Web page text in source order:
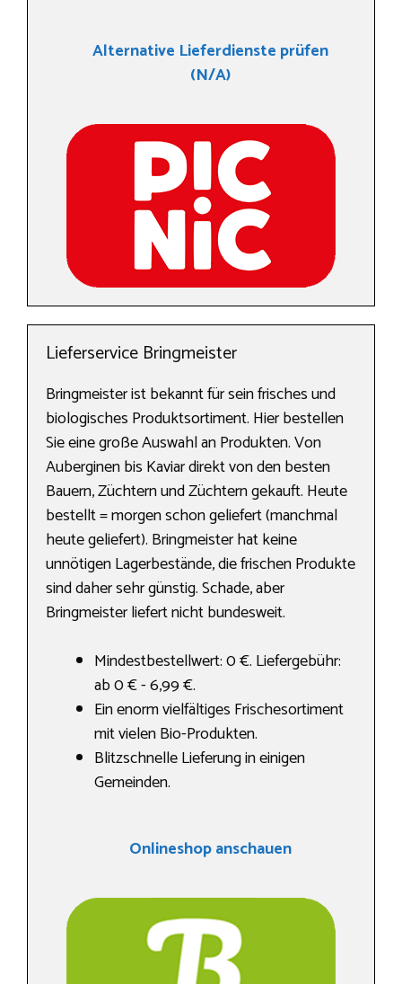
Alternative Lieferdienste prüfen
(N/A)
Lieferservice Bringmeister
Bringmeister ist bekannt für sein frisches und
biologisches Produktsortiment. Hier bestellen
Sie eine große Auswahl an Produkten. Von
Auberginen bis Kaviar direkt von den besten
Bauern, Züchtern und Züchtern gekauft. Heute
bestellt = morgen schon geliefert (manchmal
heute geliefert). Bringmeister hat keine
unnötigen Lagerbestände, die frischen Produkte
sind daher sehr günstig. Schade, aber
Bringmeister liefert nicht bundesweit.
Mindestbestellwert: 0 €. Liefergebühr:
ab 0 € - 6,99 €.
Ein enorm vielfältiges Frischesortiment
mit vielen Bio-Produkten.
Blitzschnelle Lieferung in einigen
Gemeinden.
Onlineshop anschauen